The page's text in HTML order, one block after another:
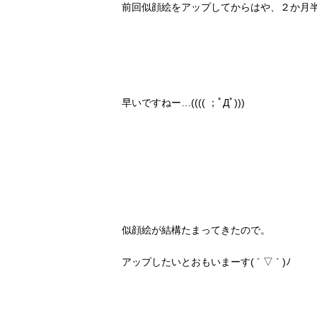
前回似顔絵をアップしてからはや、２か月
早いですねー…(((( ；ﾟДﾟ)))
似顔絵が結構たまってきたので。
アップしたいとおもいまーす( ´ ▽ ` )ﾉ